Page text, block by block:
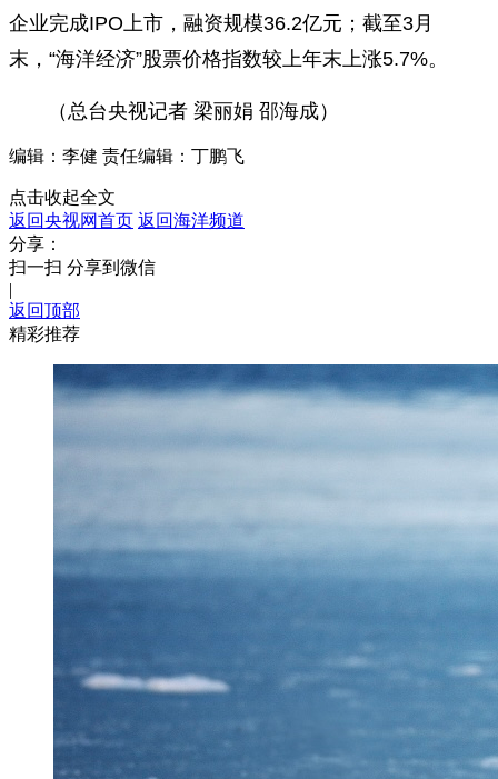
企业完成IPO上市，融资规模36.2亿元；截至3月
末，“海洋经济”股票价格指数较上年末上涨5.7%。
（总台央视记者 梁丽娟 邵海成）
编辑：李健 责任编辑：丁鹏飞
点击收起全文
返回央视网首页 返回海洋频道
分享：
扫一扫 分享到微信
|
返回顶部
精彩推荐